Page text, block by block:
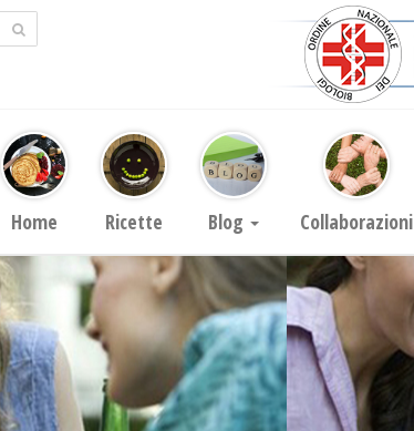
Home Ricette Blog Collaborazioni